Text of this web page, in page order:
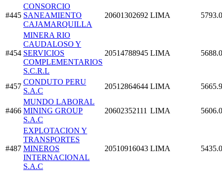
#445
CONSORCIO
SANEAMIENTO
CAJAMARQUILLA
20601302692 LIMA
#454
MINERA RIO
CAUDALOSO Y
SERVICIOS
COMPLEMENTARIOS
S.C.R.L
20514788945 LIMA
#457
CONDUTO PERU
S.A.C
20512864644 LIMA
#466
MUNDO LABORAL
MINING GROUP
S.A.C
20602352111 LIMA
#487
EXPLOTACION Y
TRANSPORTES
MINEROS
INTERNACIONAL
S.A.C
20510916043 LIMA